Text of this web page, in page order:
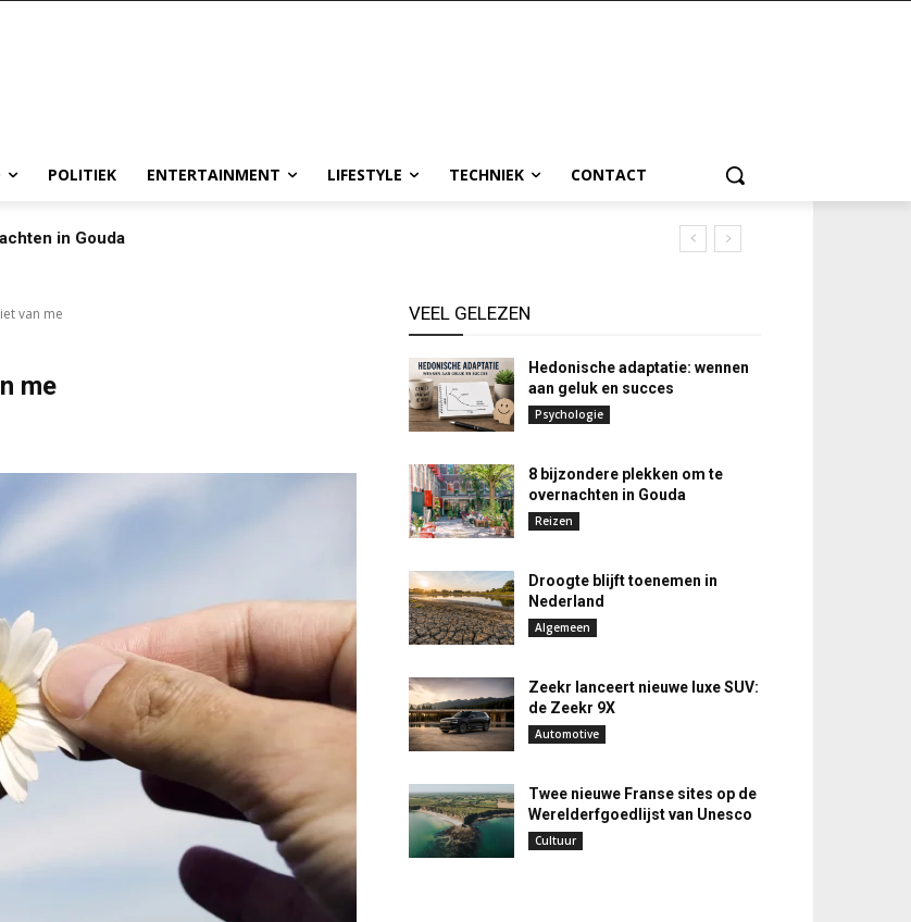
POLITIEK ENTERTAINMENT LIFESTYLE TECHNIEK CONTACT
in Gouda
van me
me
VEEL GELEZEN
Hedonische adaptatie: wennen
aan geluk en succes
Psychologie
8 bijzondere plekken om te
overnachten in Gouda
Reizen
Droogte blijft toenemen in
Nederland
Algemeen
Zeekr lanceert nieuwe luxe SUV:
de Zeekr 9X
Automotive
Twee nieuwe Franse sites op de
Werelderfgoedlijst van Unesco
Cultuur